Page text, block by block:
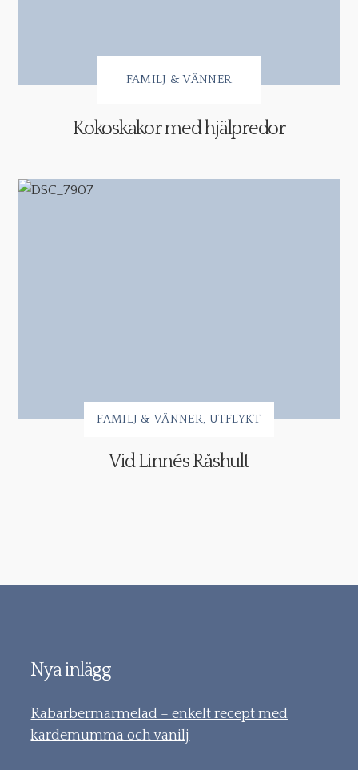
FAMILJ & VÄNNER
Kokoskakor med hjälpredor
FAMILJ & VÄNNER UTFLYKT
Vid Linnés Råshult
Nya inlägg
Rabarbermarmelad – enkelt recept med
kardemumma och vanilj